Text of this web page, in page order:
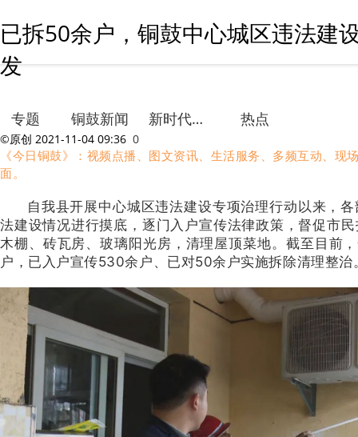
已拆50余户，铜鼓中心城区违法建
发
专题 铜鼓新闻 新时代文明实践 热点
©原创 2021-11-04 09:36 0
《今日铜鼓》：视频点播、图文资讯、生活服务、多频互动、现
面。
自我县开展中心城区违法建设专项治理行动以来，各
法建设情况进行摸底， 逐门入户宣传法律政策，督促市
木棚、砖瓦房、玻璃阳光房，清理屋顶菜地。截至目前
户，已入户宣传530余户、已对50余户实施拆除清理整治